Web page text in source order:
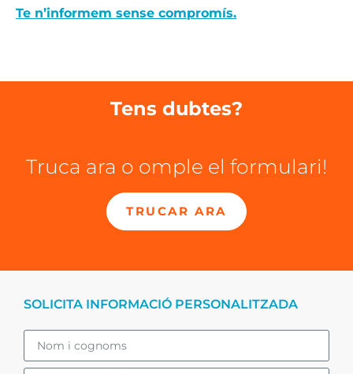
Te n’informem sense compromís.
Tens dubtes?
Truca ara o omple el formulari!
TRUCAR ARA
SOLICITA INFORMACIÓ PERSONALITZADA